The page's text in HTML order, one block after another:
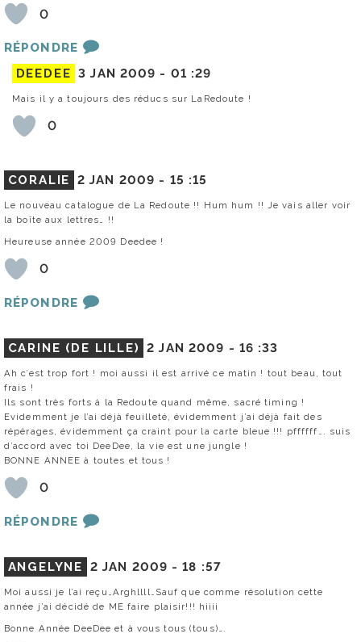
0
RÉPONDRE
DEEDEE 3 JAN 2009 - 01 :29
Mais il y a toujours des réducs sur LaRedoute !
0
CORALIE 2 JAN 2009 - 15 :15
Le nouveau catalogue de La Redoute !! Hum hum !! Je vais aller voir
la boîte aux lettres… !!
Heureuse année 2009 Deedee !
0
RÉPONDRE
CARINE (DE LILLE) 2 JAN 2009 - 16 :33
Ah c’est trop fort ! moi aussi il est arrivé ce matin ! tout beau, tout
frais !
Ils sont très forts à la Redoute quand même, sacré timing !
Evidemment je l’ai déjà feuilleté, évidemment j’ai déjà fait des
répérages, évidemment ça craint pour la carte bleue !!! pffffff…. suis
d’accord avec toi DeeDee, la vie est une jungle !
BONNE ANNEE à toutes et tous !
0
RÉPONDRE
ANGELYNE 2 JAN 2009 -18 :57
Moi aussi je l’ai reçu…Arghllll…Sauf que comme résolution cette
année j’ai décidé de ME faire plaisir!!! hiiii
Bonne Année DeeDee et à vous tous (tous)….